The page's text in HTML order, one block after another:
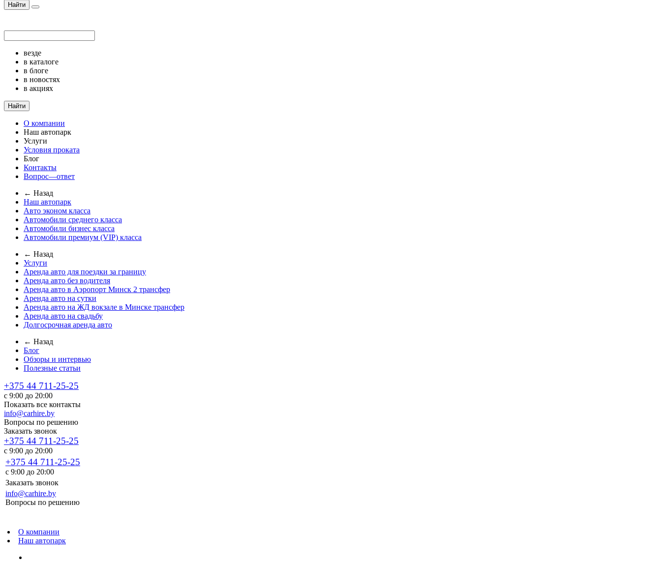
Найти
везде
в каталоге
в блоге
в новостях
в акциях
Найти
О компании
Наш автопарк
Услуги
Условия проката
Блог
Контакты
Вопрос—ответ
← Назад
Наш автопарк
Авто эконом класса
Автомобили среднего класса
Автомобили бизнес класса
Автомобили премиум (VIP) класса
← Назад
Услуги
Аренда авто для поездки за границу
Аренда авто без водителя
Аренда авто в Аэропорт Минск 2 трансфер
Аренда авто на сутки
Аренда авто на ЖД вокзале в Минске трансфер
Аренда авто на свадьбу
Долгосрочная аренда авто
← Назад
Блог
Обзоры и интервью
Полезные статьи
+375 44 711-25-25
с 9:00 до 20:00
Показать все контакты
info@carhire.by
Вопросы по решению
Заказать звонок
+375 44 711-25-25
с 9:00 до 20:00
+375 44 711-25-25
с 9:00 до 20:00
Заказать звонок
info@carhire.by
Вопросы по решению
О компании
Наш автопарк